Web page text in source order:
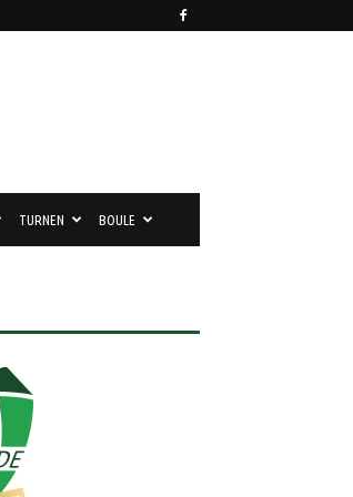
TURNEN BOULE